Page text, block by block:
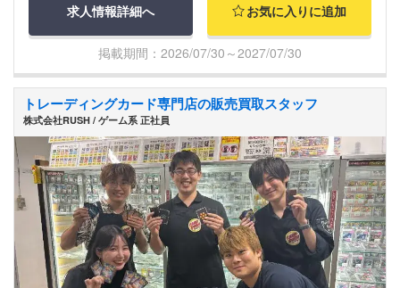
求人情報詳細へ お気に入りに追加
掲載期間：2026/07/30～2027/07/30
トレーディングカード専門店の販売買取スタッフ
株式会社RUSH / ゲーム系 正社員